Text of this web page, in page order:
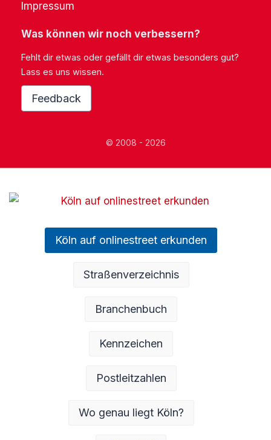
Impressum
Was können wir noch verbessern?
Fehlt dir etwas oder gefällt dir etwas besonders gut?
Lass es uns wissen.
Feedback
© 2008 - 2026
Köln auf onlinestreet erkunden
Straßenverzeichnis
Branchenbuch
Kennzeichen
Postleitzahlen
Wo genau liegt Köln?